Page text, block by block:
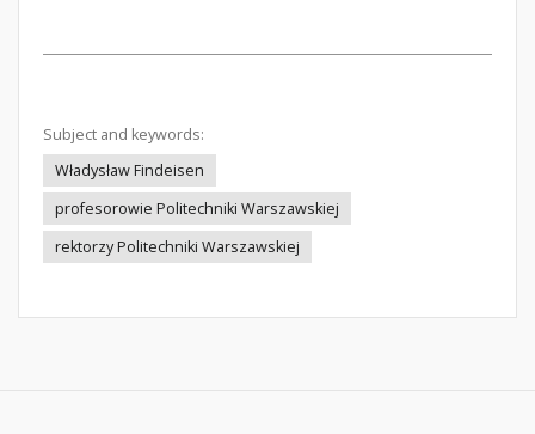
Subject and keywords:
Władysław Findeisen
profesorowie Politechniki Warszawskiej
rektorzy Politechniki Warszawskiej